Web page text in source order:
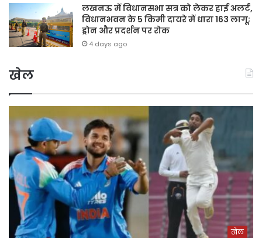
लखनऊ में विधानसभा सत्र को लेकर हाई अलर्ट,
विधानभवन के 5 किमी दायरे में धारा 163 लागू;
ड्रोन और प्रदर्शन पर रोक
4 days ago
खेल
खेल